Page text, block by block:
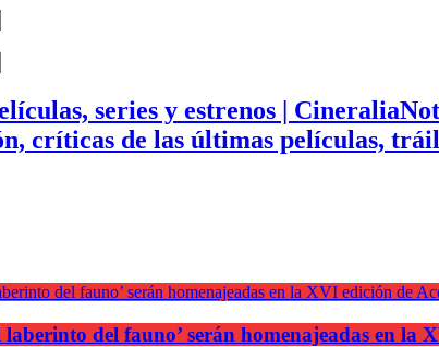
críticas de las últimas películas,
laberinto del fauno’ serán homenajeadas en la